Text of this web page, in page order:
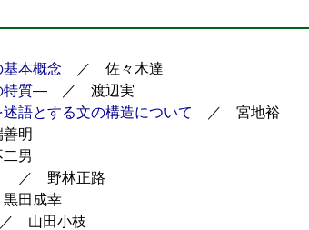
本概念 ／ 佐々木達
特質― ／ 渡辺実
語とする文の構造について
／ 宮地裕
明
男
／ 野林正路
田成幸
山田小枝